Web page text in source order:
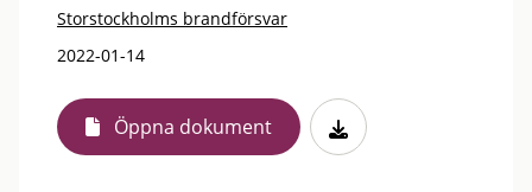
Storstockholms brandförsvar
2022-01-14
Öppna dokument